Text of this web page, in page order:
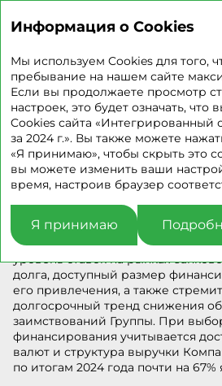
Управление
Компания придерживается
к управлению долговой
подхода считает комфортным
долг / EBITDA» ниже 2x. По
2024 года долговая нагрузка
на комфортном уровне, а
чистого долга к EBITDA равнялся
При определении
заемного финансирования
уровень ставок на рынках
долга, доступный размер
его привлечения, а также
долгосрочный тренд снижения
заимствований Группы. При
финансирования учитывается
валют и структура выручки
по итогам 2024 года почти на
Информация о Cookies
Мы используем Cookies для того,
пребывание на нашем сайте
Если вы продолжаете просмотр
настроек, это будет означать, что
Cookies сайта «Интегрированный
за 2024 г.». Вы также можете
«Я принимаю», чтобы скрыть это
вы можете изменить ваши
время, настроив браузер
Я принимаю